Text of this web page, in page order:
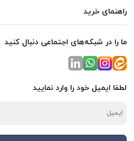
راهنمای خرید
ما را در شبکه‌های اجتماعی دنبال کنید
لطفا ایمیل خود را وارد نمایید